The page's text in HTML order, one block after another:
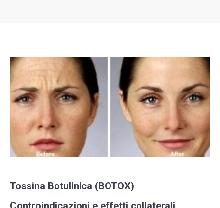
Tossina Botulinica (BOTOX)
Controindicazioni e effetti collaterali